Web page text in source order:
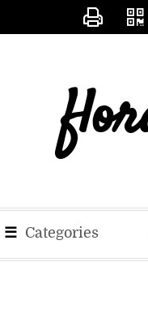
☰ Categories